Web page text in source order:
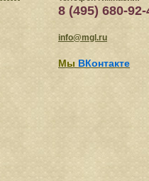
8 (495) 680-92-
info@mgl.ru
Мы ВКонтакте